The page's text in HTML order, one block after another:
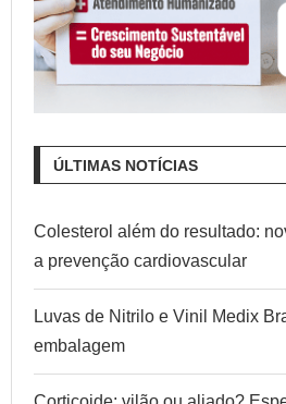
ÚLTIMAS NOTÍCIAS
Colesterol além do resultado:
a prevenção cardiovascular
Luvas de Nitrilo e Vinil Medix
embalagem